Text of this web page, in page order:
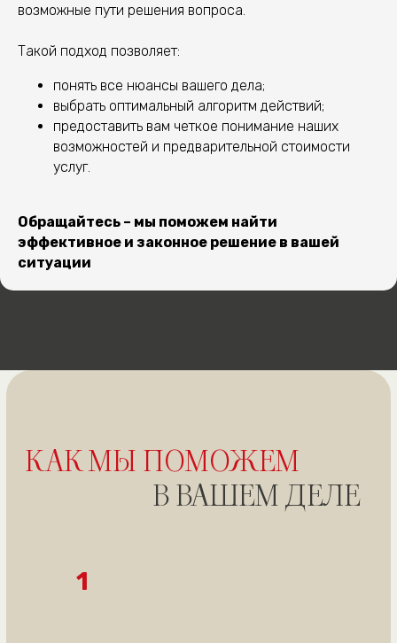
возможные пути решения вопроса.
Такой подход позволяет:
понять все нюансы вашего дела;
выбрать оптимальный алгоритм действий;
предоставить вам четкое понимание наших
возможностей и предварительной стоимости
услуг.
Обращайтесь – мы поможем найти
эффективное и законное решение в вашей
ситуации
ПОЛУЧИТЕ
БЕСПЛАТНУЮ
КОНСУЛЬТАЦИЮ
Получить бесплатную консультацию